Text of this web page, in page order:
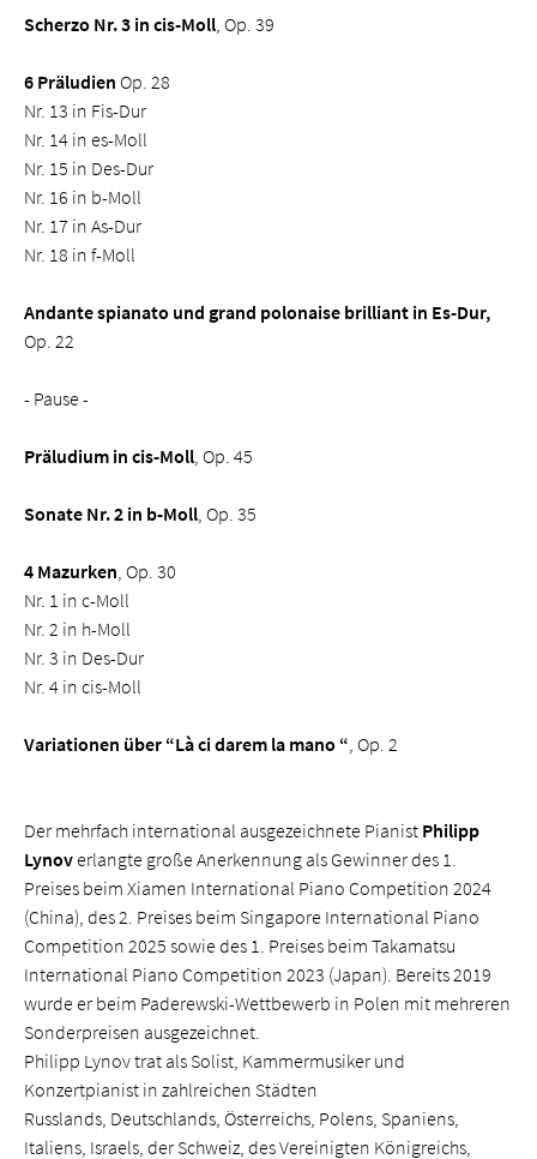
Scherzo Nr. 3 in cis-Moll, Op. 39
6 Präludien Op. 28
Nr. 13 in Fis-Dur
Nr. 14 in es-Moll
Nr. 15 in Des-Dur
Nr. 16 in b-Moll
Nr. 17 in As-Dur
Nr. 18 in f-Moll
Andante spianato und grand polonaise brilliant in Es-Dur,
Op. 22
- Pause -
Präludium in cis-Moll, Op. 45
Sonate Nr. 2 in b-Moll, Op. 35
4 Mazurken, Op. 30
Nr. 1 in c-Moll
Nr. 2 in h-Moll
Nr. 3 in Des-Dur
Nr. 4 in cis-Moll
Variationen über “Là ci darem la mano “, Op. 2
Der mehrfach international ausgezeichnete Pianist Philipp
Lynoverlangte große Anerkennung als Gewinner des 1.
Preises beim Xiamen International Piano Competition 2024
(China), des 2. Preises beim Singapore International Piano
Competition 2025 sowie des 1. Preises beim Takamatsu
International Piano Competition 2023 (Japan). Bereits 2019
wurde er beim Paderewski-Wettbewerb in Polen mit mehreren
Sonderpreisen ausgezeichnet.
Philipp Lynov trat als Solist, Kammermusiker und
Konzertpianist in zahlreichen Städten
Russlands, Deutschlands, Österreichs, Polens, Spaniens,
Italiens, Israels, der Schweiz, des Vereinigten Königreichs,